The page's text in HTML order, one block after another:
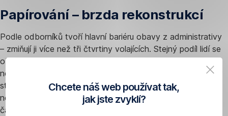
Papírování – brzda rekonstrukcí
Podle odborníků tvoří hlavní bariéru obavy z administrativy
– zmiňují ji více než tři čtvrtiny volajících. Stejný podíl lidí se
obává finanční náročnosti a má pocit, že si rekonstrukci
nemohou dovolit ani s dotací. Dalším častým důvodem je
strach, že žadatel nesplní všechny podmínky a dotaci
nezíská. Někteří mají pocit, že proces žádosti bude příliš
časově a organizačně náročný.
Chcete náš web používat tak,
jak jste zvyklí?